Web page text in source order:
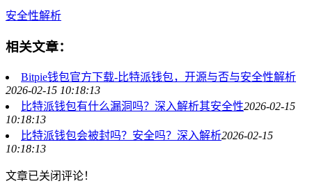
安全性解析
相关文章：
Bitpie钱包官方下载-比特派钱包，开源与否与安全性解析
2026-02-15 10:18:13
比特派钱包有什么漏洞吗？深入解析其安全性2026-02-15
10:18:13
比特派钱包会被封吗？安全吗？深入解析2026-02-15
10:18:13
文章已关闭评论！